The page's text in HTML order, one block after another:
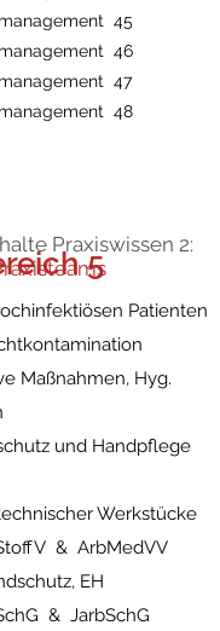
45
46
47
48
5
Praxiswissen 2:
Patienten
Maßnahmen, Hyg.
und Handpflege
Werkstücke
& ArbMedVV
EH
& JarbSchG